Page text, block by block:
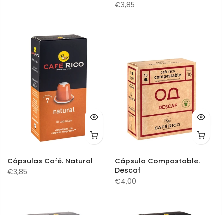
€3,85
Cápsulas Café. Natural
€3,85
Cápsula Compostable.
Descaf
€4,00